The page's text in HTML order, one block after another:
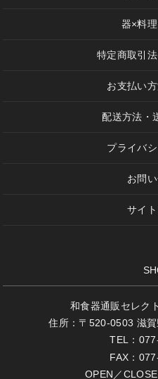
器×料
特定商取引
お支払い
配送方法・
プライバ
お問
サイ
和食器通販セレク
住所：〒520-0503 滋
TEL：
FAX：
OPEN／